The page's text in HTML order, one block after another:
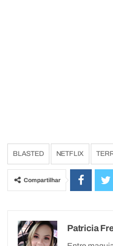
BLASTED NETFLIX
Compartilhar
Patricia